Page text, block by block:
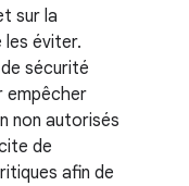
sur la
les éviter.
sécurité
empêcher
non autorisés
de
afin de